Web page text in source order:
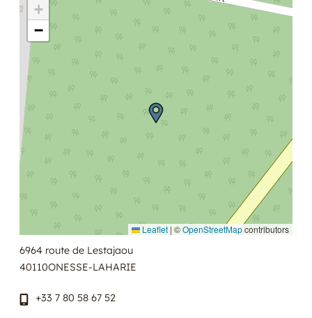
+
−
Leaflet | ©OpenStreetMapcontributors
6964 route de Lestajaou
40110ONESSE-LAHARIE
+33 7 80 58 67 52